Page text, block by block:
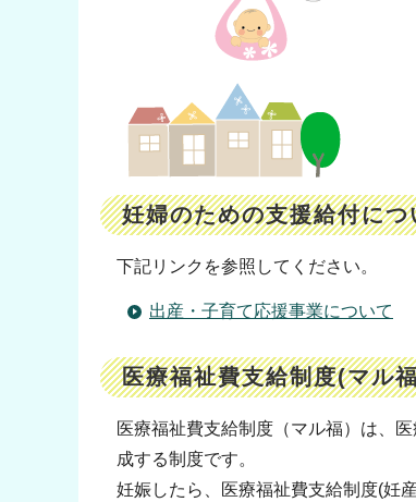
妊婦のための支援給付につ
下記リンクを参照してください。
出産・子育て応援事業について
医療福祉費支給制度(マル
医療福祉費支給制度（マル福）は、
成する制度です。
妊娠したら、医療福祉費支給制度(妊